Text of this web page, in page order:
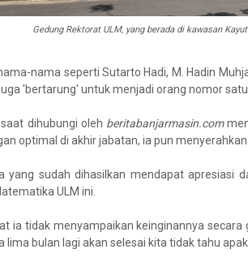
Gedung Rektorat ULM, yang berada di kawasan
nama seperti Sutarto Hadi, M. Hadin
'bertarung' untuk menjadi orang nomor
dihubungi oleh beritabanjarmasin.com
optimal di akhir jabatan, ia pun
yang sudah dihasilkan mendapat apresiasi
ULM ini.
ia tidak menyampaikan keinginannya
lima bulan lagi akan selesai kita tidak tahu